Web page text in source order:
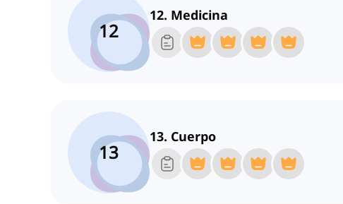
12
12. Medicina
13
13. Cuerpo